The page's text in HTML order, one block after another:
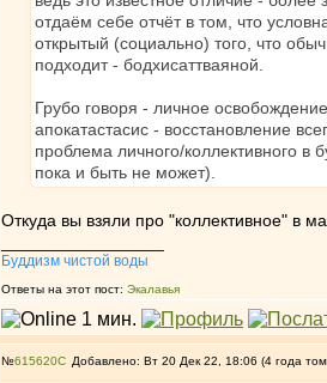
отдаём себе отчёт в том, что
открытый (социально) того, что
подходит - бодхисаттваяной.
Грубо говоря - личное
апокатастасис - восстановление
проблема личного/коллективного
пока и быть не может).
Откуда вы взяли про "коллективное" в
Буддизм чистой воды
Ответы на этот пост: Экалавья
№615620 Добавлено: Вт 20 Дек 22, 18:06 (4 года